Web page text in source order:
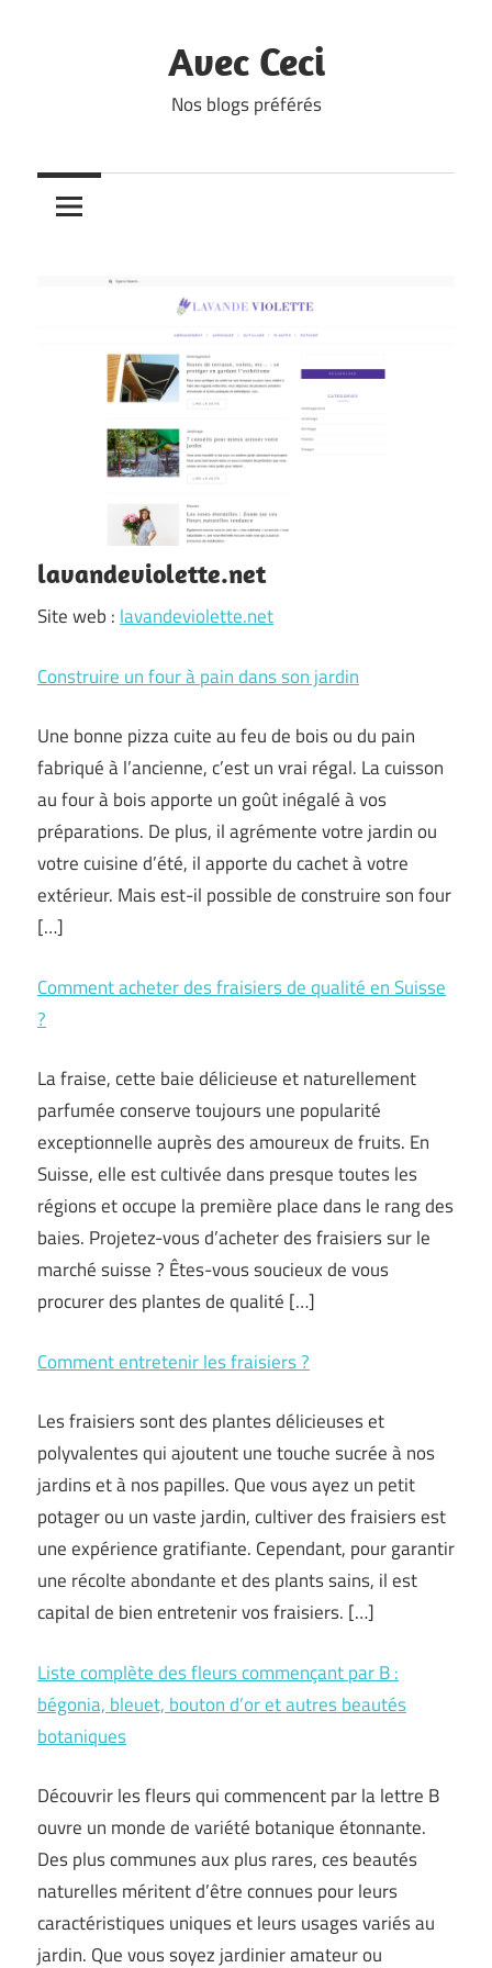
Avec Ceci
Nos blogs préférés
lavandeviolette.net
Site web : lavandeviolette.net
Construire un four à pain dans son jardin
Une bonne pizza cuite au feu de bois ou du pain
fabriqué à l’ancienne, c’est un vrai régal. La cuisson
au four à bois apporte un goût inégalé à vos
préparations. De plus, il agrémente votre jardin ou
votre cuisine d’été, il apporte du cachet à votre
extérieur. Mais est-il possible de construire son four
[…]
Comment acheter des fraisiers de qualité en Suisse
?
La fraise, cette baie délicieuse et naturellement
parfumée conserve toujours une popularité
exceptionnelle auprès des amoureux de fruits. En
Suisse, elle est cultivée dans presque toutes les
régions et occupe la première place dans le rang des
baies. Projetez-vous d’acheter des fraisiers sur le
marché suisse ? Êtes-vous soucieux de vous
procurer des plantes de qualité […]
Comment entretenir les fraisiers ?
Les fraisiers sont des plantes délicieuses et
polyvalentes qui ajoutent une touche sucrée à nos
jardins et à nos papilles. Que vous ayez un petit
potager ou un vaste jardin, cultiver des fraisiers est
une expérience gratifiante. Cependant, pour garantir
une récolte abondante et des plants sains, il est
capital de bien entretenir vos fraisiers. […]
Liste complète des fleurs commençant par B :
bégonia, bleuet, bouton d’or et autres beautés
botaniques
Découvrir les fleurs qui commencent par la lettre B
ouvre un monde de variété botanique étonnante.
Des plus communes aux plus rares, ces beautés
naturelles méritent d’être connues pour leurs
caractéristiques uniques et leurs usages variés au
jardin. Que vous soyez jardinier amateur ou